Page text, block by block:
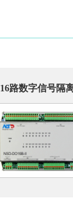
16路数字信号隔